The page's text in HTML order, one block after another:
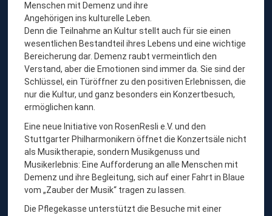
Menschen mit Demenz und ihre
Angehörigen ins kulturelle Leben.
Denn die Teilnahme an Kultur stellt auch für sie einen
wesentlichen Bestandteil ihres Lebens und eine wichtige
Bereicherung dar. Demenz raubt vermeintlich den
Verstand, aber die Emotionen sind immer da. Sie sind der
Schlüssel, ein Türöffner zu den positiven Erlebnissen, die
nur die Kultur, und ganz besonders ein Konzertbesuch,
ermöglichen kann.
Eine neue Initiative von RosenResli e.V. und den
Stuttgarter Philharmonikern öffnet die Konzertsäle nicht
als Musiktherapie, sondern Musikgenuss und
Musikerlebnis: Eine Aufforderung an alle Menschen mit
Demenz und ihre Begleitung, sich auf einer Fahrt in Blaue
vom „Zauber der Musik“ tragen zu lassen.
Die Pflegekasse unterstützt die Besuche mit einer